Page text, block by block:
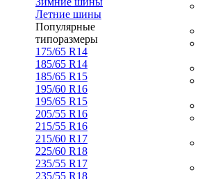
Летние шины
Популярные
типоразмеры
175/65 R14
185/65 R14
185/65 R15
195/60 R16
195/65 R15
205/55 R16
215/55 R16
215/60 R17
225/60 R18
235/55 R17
235/55 R18